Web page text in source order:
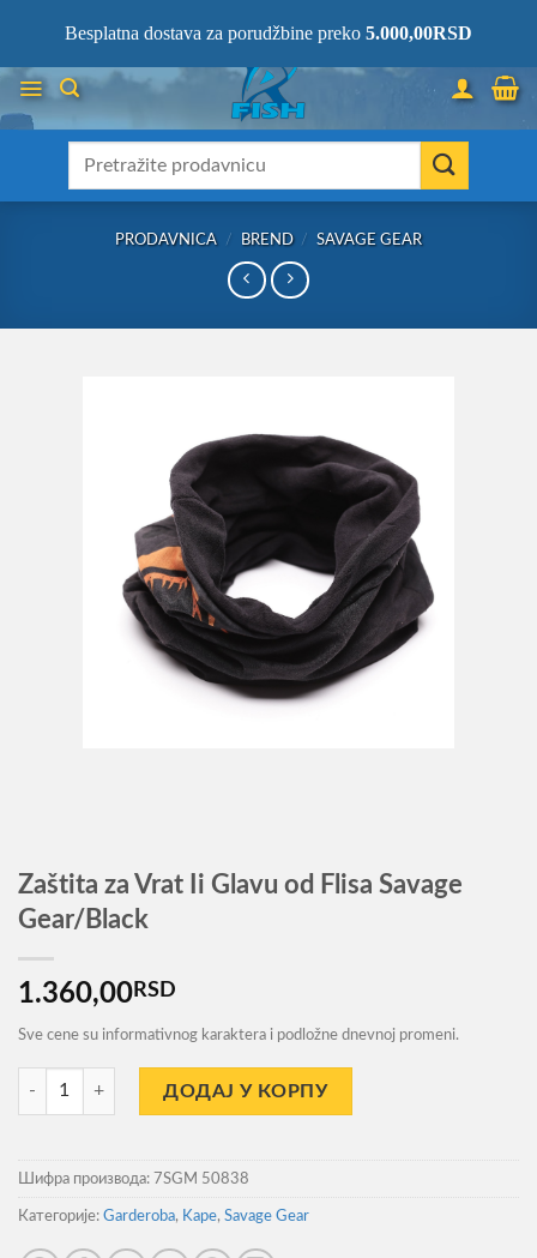
content
MESTU!
PRODAVNICA / BREND / SAVAGE GEAR
Zaštita za Vrat Ii Glavu od Flisa Savage
Gear/Black
1.360,00RSD
Sve cene su informativnog karaktera i podložne dnevnoj promeni.
Zaštita za Vrat Ii Glavu od Flisa Savage Gear/Black количина
ДОДАЈ У КОРПУ
Шифра производа: 7SGM 50838
Категорије: Garderoba, Kape, Savage Gear
Besplatna dostava za porudžbine preko 5.000,00RSD